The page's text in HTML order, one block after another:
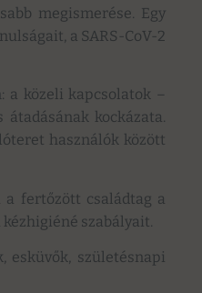
megismerése. Egy
a SARS-CoV-2
a közeli kapcsolatok –
kockázata.
használók között
fertőzött családtag a
szabályait.
esküvők, születésnapi